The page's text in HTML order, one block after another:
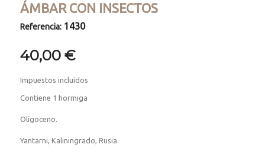
ÁMBAR CON INSECTOS
Referencia: 1430
40,00 €
Impuestos incluidos
Contiene 1 hormiga
Oligoceno.
Yantarni, Kaliningrado, Rusia.